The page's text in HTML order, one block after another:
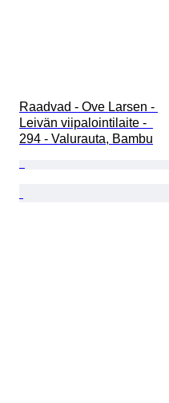
Raadvad - Ove Larsen -
Leivän viipalointilaite -
294 - Valurauta, Bambu